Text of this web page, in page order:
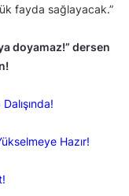
fayda sağlayacak.”
doyamaz!” dersen
Hazır!